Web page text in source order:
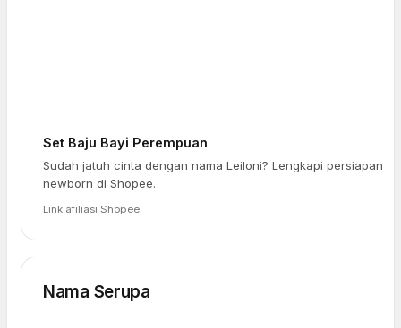
Set Baju Bayi Perempuan
Sudah jatuh cinta dengan nama Leiloni? Lengkapi persiapan
newborn di Shopee.
Link afiliasi Shopee
Nama Serupa